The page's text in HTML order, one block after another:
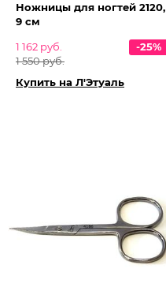
Ножницы для ногтей 2120,
9 см
1 162 руб.
1 550 руб.
-25%
Купить на Л'Этуаль